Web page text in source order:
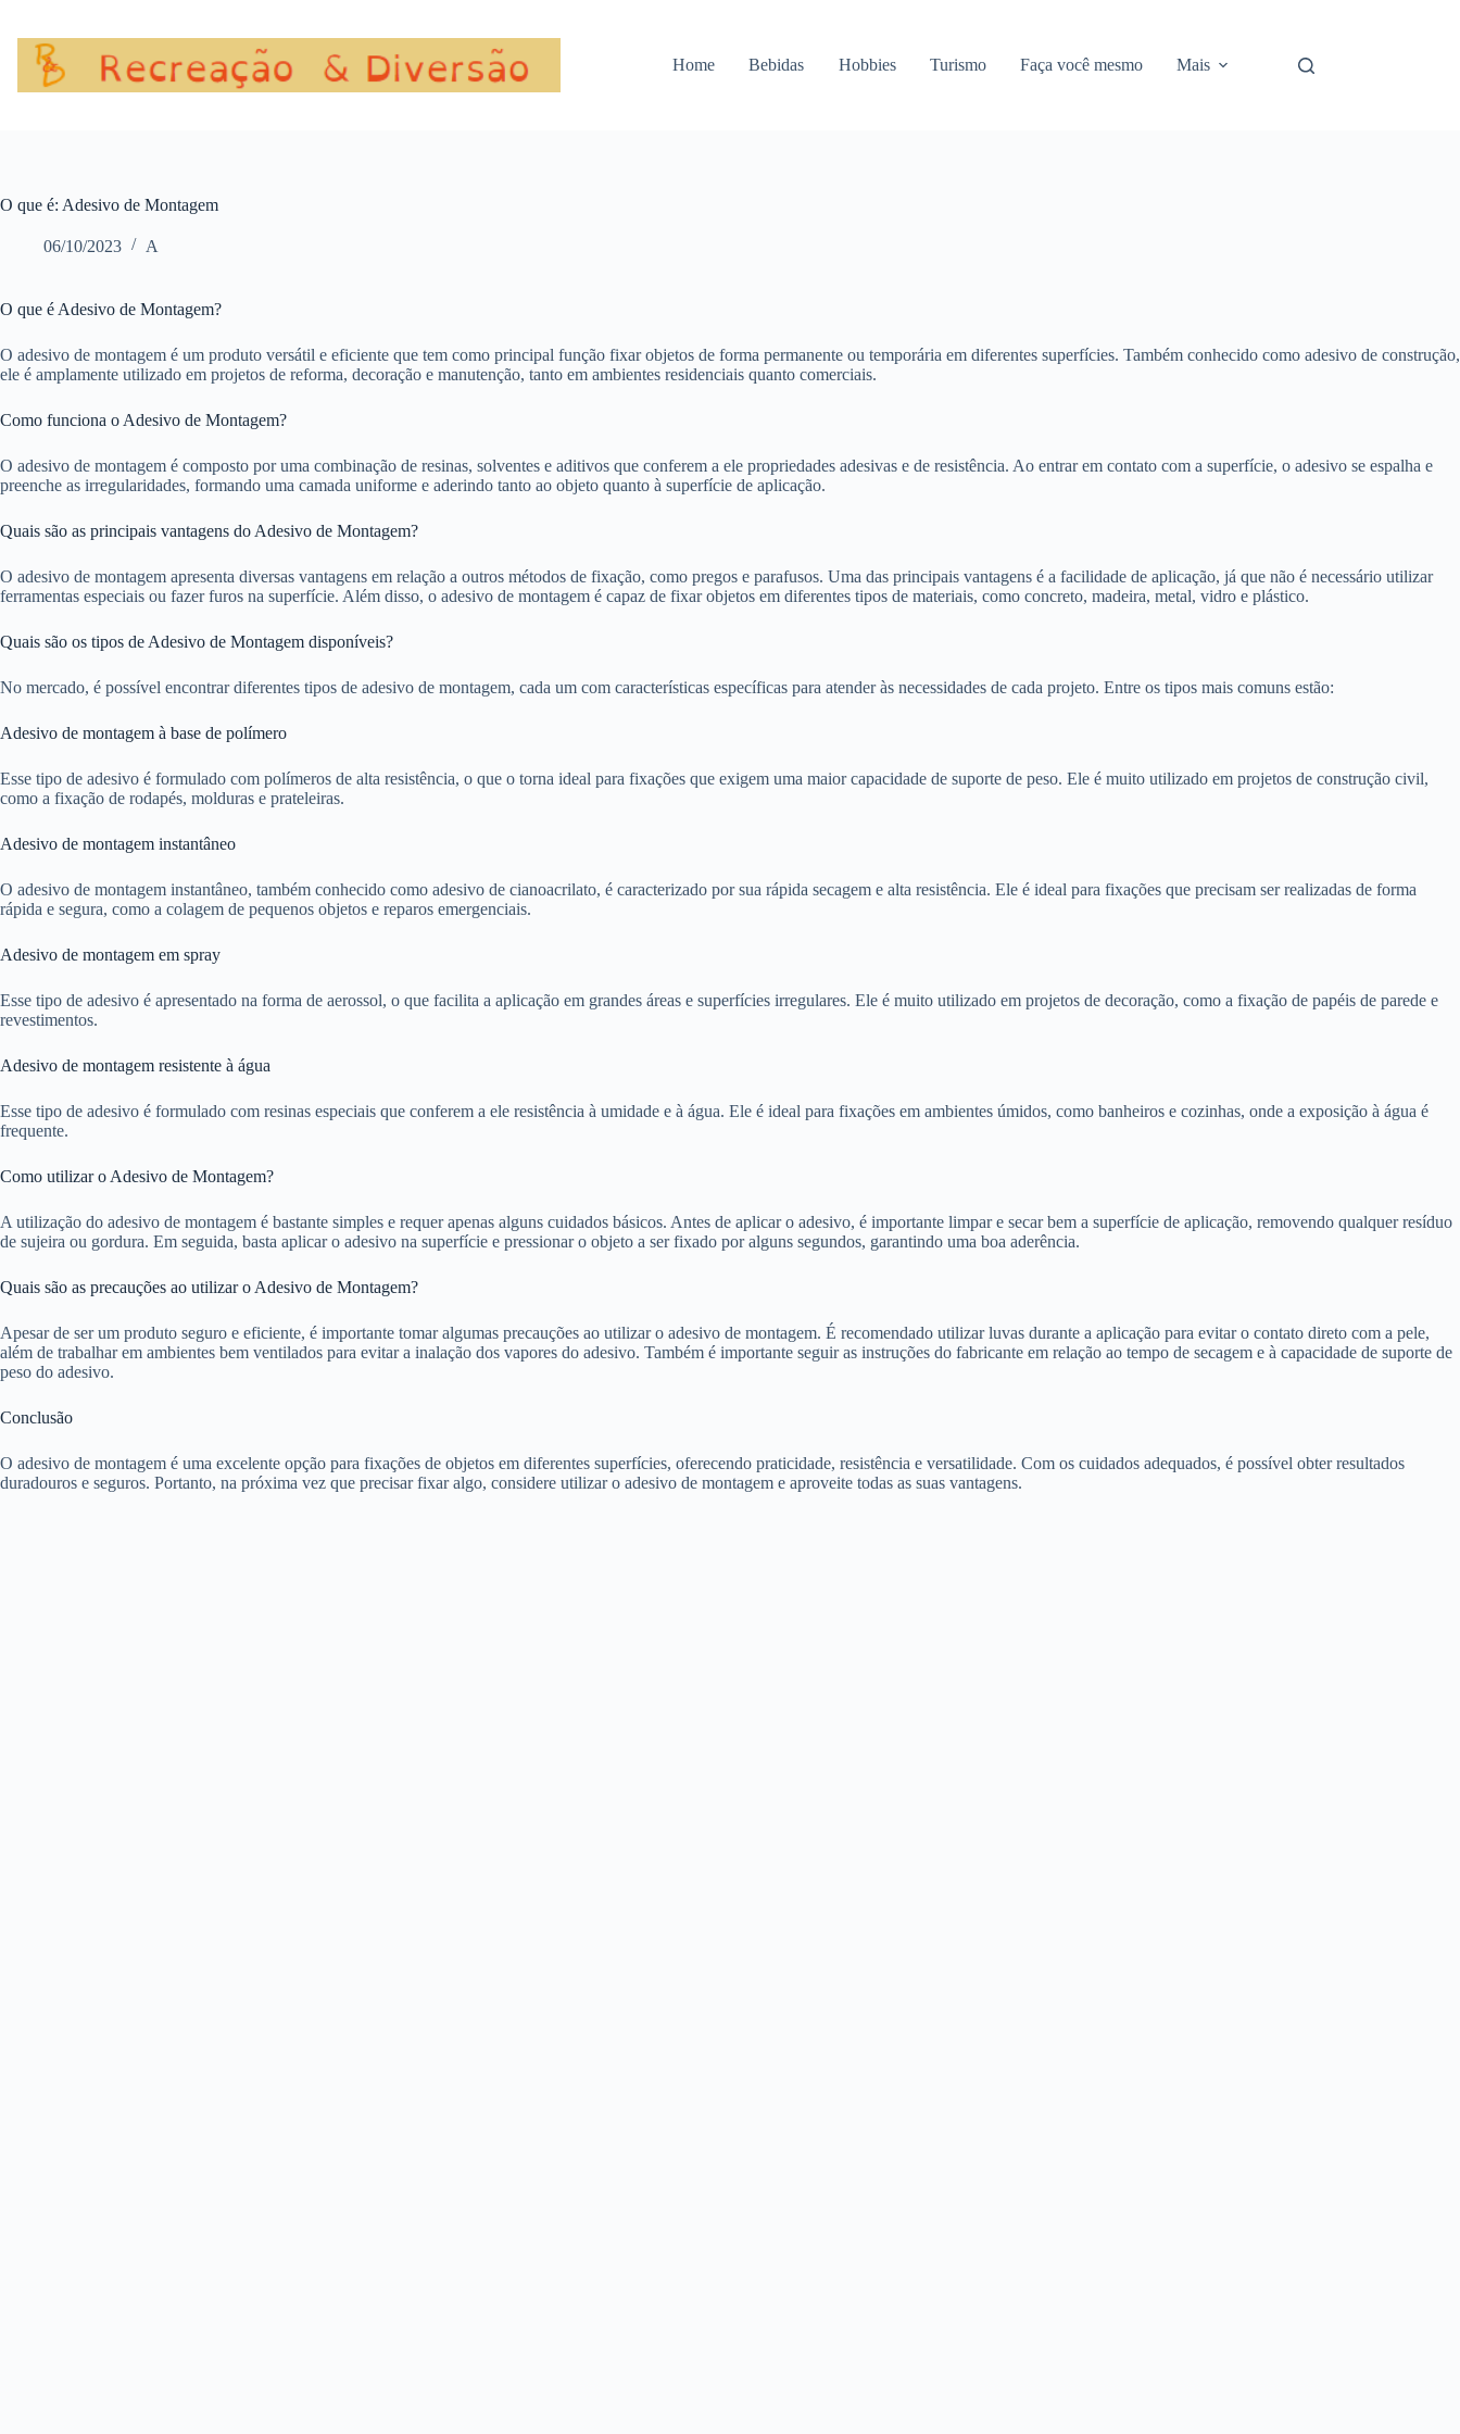
conteúdo
Home Bebidas Hobbies Turismo Faça você mesmo Mais
O que é: Adesivo de Montagem
06/10/2023 A
O que é Adesivo de Montagem?
O adesivo de montagem é um produto versátil e eficiente que tem como principal função fixar objetos de forma permanente ou temporária em diferentes superfícies. Também conhecido como adesivo de construção,
ele é amplamente utilizado em projetos de reforma, decoração e manutenção, tanto em ambientes residenciais quanto comerciais.
Como funciona o Adesivo de Montagem?
O adesivo de montagem é composto por uma combinação de resinas, solventes e aditivos que conferem a ele propriedades adesivas e de resistência. Ao entrar em contato com a superfície, o adesivo se espalha e
preenche as irregularidades, formando uma camada uniforme e aderindo tanto ao objeto quanto à superfície de aplicação.
Quais são as principais vantagens do Adesivo de Montagem?
O adesivo de montagem apresenta diversas vantagens em relação a outros métodos de fixação, como pregos e parafusos. Uma das principais vantagens é a facilidade de aplicação, já que não é necessário utilizar
ferramentas especiais ou fazer furos na superfície. Além disso, o adesivo de montagem é capaz de fixar objetos em diferentes tipos de materiais, como concreto, madeira, metal, vidro e plástico.
Quais são os tipos de Adesivo de Montagem disponíveis?
No mercado, é possível encontrar diferentes tipos de adesivo de montagem, cada um com características específicas para atender às necessidades de cada projeto. Entre os tipos mais comuns estão:
Adesivo de montagem à base de polímero
Esse tipo de adesivo é formulado com polímeros de alta resistência, o que o torna ideal para fixações que exigem uma maior capacidade de suporte de peso. Ele é muito utilizado em projetos de construção civil,
como a fixação de rodapés, molduras e prateleiras.
Adesivo de montagem instantâneo
O adesivo de montagem instantâneo, também conhecido como adesivo de cianoacrilato, é caracterizado por sua rápida secagem e alta resistência. Ele é ideal para fixações que precisam ser realizadas de forma
rápida e segura, como a colagem de pequenos objetos e reparos emergenciais.
Adesivo de montagem em spray
Esse tipo de adesivo é apresentado na forma de aerossol, o que facilita a aplicação em grandes áreas e superfícies irregulares. Ele é muito utilizado em projetos de decoração, como a fixação de papéis de parede e
revestimentos.
Adesivo de montagem resistente à água
Esse tipo de adesivo é formulado com resinas especiais que conferem a ele resistência à umidade e à água. Ele é ideal para fixações em ambientes úmidos, como banheiros e cozinhas, onde a exposição à água é
frequente.
Como utilizar o Adesivo de Montagem?
A utilização do adesivo de montagem é bastante simples e requer apenas alguns cuidados básicos. Antes de aplicar o adesivo, é importante limpar e secar bem a superfície de aplicação, removendo qualquer resíduo
de sujeira ou gordura. Em seguida, basta aplicar o adesivo na superfície e pressionar o objeto a ser fixado por alguns segundos, garantindo uma boa aderência.
Quais são as precauções ao utilizar o Adesivo de Montagem?
Apesar de ser um produto seguro e eficiente, é importante tomar algumas precauções ao utilizar o adesivo de montagem. É recomendado utilizar luvas durante a aplicação para evitar o contato direto com a pele,
além de trabalhar em ambientes bem ventilados para evitar a inalação dos vapores do adesivo. Também é importante seguir as instruções do fabricante em relação ao tempo de secagem e à capacidade de suporte de
peso do adesivo.
Conclusão
O adesivo de montagem é uma excelente opção para fixações de objetos em diferentes superfícies, oferecendo praticidade, resistência e versatilidade. Com os cuidados adequados, é possível obter resultados
duradouros e seguros. Portanto, na próxima vez que precisar fixar algo, considere utilizar o adesivo de montagem e aproveite todas as suas vantagens.